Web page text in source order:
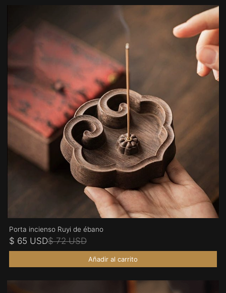
Porta incienso Ruyi de ébano
$ 65 USD$ 72 USD
Añadir al carrito